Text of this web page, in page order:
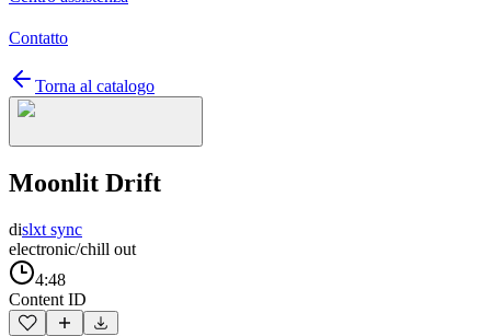
Contatto
Torna al catalogo
Moonlit Drift
dislxt sync
electronic/chill out
4:48
Content ID